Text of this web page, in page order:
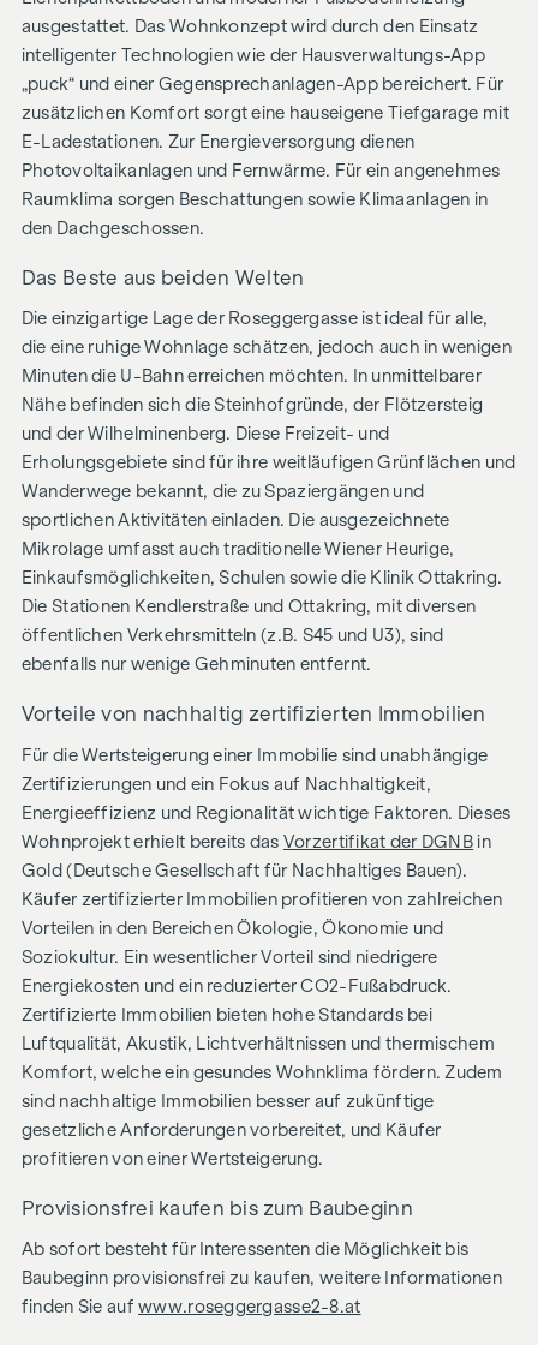
ausgestattet. Das Wohnkonzept wird durch den Einsatz
intelligenter Technologien wie der Hausverwaltungs-App
„puck“ und einer Gegensprechanlagen-App bereichert. Für
zusätzlichen Komfort sorgt eine hauseigene Tiefgarage mit
E-Ladestationen. Zur Energieversorgung dienen
Photovoltaikanlagen und Fernwärme. Für ein angenehmes
Raumklima sorgen Beschattungen sowie Klimaanlagen in
den Dachgeschossen.
Das Beste aus beiden Welten
Die einzigartige Lage der Roseggergasse ist ideal für alle,
die eine ruhige Wohnlage schätzen, jedoch auch in wenigen
Minuten die U-Bahn erreichen möchten. In unmittelbarer
Nähe befinden sich die Steinhofgründe, der Flötzersteig
und der Wilhelminenberg. Diese Freizeit- und
Erholungsgebiete sind für ihre weitläufigen Grünflächen und
Wanderwege bekannt, die zu Spaziergängen und
sportlichen Aktivitäten einladen. Die ausgezeichnete
Mikrolage umfasst auch traditionelle Wiener Heurige,
Einkaufsmöglichkeiten, Schulen sowie die Klinik Ottakring.
Die Stationen Kendlerstraße und Ottakring, mit diversen
öffentlichen Verkehrsmitteln (z.B. S45 und U3), sind
ebenfalls nur wenige Gehminuten entfernt.
Vorteile von nachhaltig zertifizierten Immobilien
Für die Wertsteigerung einer Immobilie sind unabhängige
Zertifizierungen und ein Fokus auf Nachhaltigkeit,
Energieeffizienz und Regionalität wichtige Faktoren. Dieses
Wohnprojekt erhielt bereits das Vorzertifikat der DGNB in
Gold (Deutsche Gesellschaft für Nachhaltiges Bauen).
Käufer zertifizierter Immobilien profitieren von zahlreichen
Vorteilen in den Bereichen Ökologie, Ökonomie und
Soziokultur. Ein wesentlicher Vorteil sind niedrigere
Energiekosten und ein reduzierter CO2-Fußabdruck.
Zertifizierte Immobilien bieten hohe Standards bei
Luftqualität, Akustik, Lichtverhältnissen und thermischem
Komfort, welche ein gesundes Wohnklima fördern. Zudem
sind nachhaltige Immobilien besser auf zukünftige
gesetzliche Anforderungen vorbereitet, und Käufer
profitieren von einer Wertsteigerung.
Provisionsfrei kaufen bis zum Baubeginn
Ab sofort besteht für Interessenten die Möglichkeit bis
Baubeginn provisionsfrei zu kaufen, weitere Informationen
finden Sie aufwww.roseggergasse2-8.at